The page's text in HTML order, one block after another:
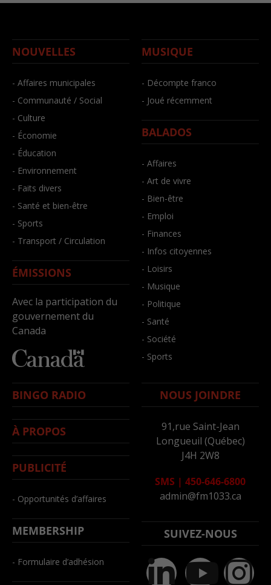
NOUVELLES
- Affaires municipales
- Communauté / Social
- Culture
- Économie
- Éducation
- Environnement
- Faits divers
- Santé et bien-être
- Sports
- Transport / Circulation
ÉMISSIONS
Avec la participation du
gouvernement du
Canada
MUSIQUE
- Décompte franco
- Joué récemment
BALADOS
- Affaires
- Art de vivre
- Bien-être
- Emploi
- Finances
- Infos citoyennes
- Loisirs
- Musique
- Politique
- Santé
- Société
- Sports
BINGO RADIO
À PROPOS
PUBLICITÉ
- Opportunités d’affaires
MEMBERSHIP
- Formulaire d’adhésion
NOUS JOINDRE
91,rue Saint-Jean
Longueuil (Québec)
J4H 2W8
SMS | 450-646-6800
admin@fm1033.ca
SUIVEZ-NOUS